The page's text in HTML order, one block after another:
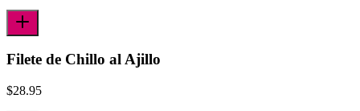
Filete de Chillo al Ajillo
$28.95